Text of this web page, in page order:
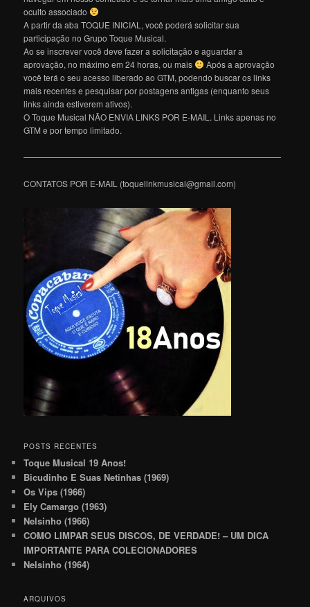
oculto associado
A partir da aba TOQUE INICIAL, você poderá solicitar sua
participação no Grupo Toque Musical.
Ao se inscrever você deve fazer a solicitação e aguardar a
aprovação, no máximo em 24 horas, ou mais
Após a aprovação
você terá o seu acesso liberado ao GTM, podendo buscar os links
mais recentes e pesquisar por postagens antigas (enquanto seus
links ainda estiverem ativos).
O Toque Musical NÃO ENVIA LINKS POR E-MAIL. Links apenas no
GTM e por tempo limitado.
———————————————————————————————
CONTATOS POR E-MAIL (toquelinkmusical@gmail.com)
POSTS RECENTES
Toque Musical 19 Anos!
Bicudinho E Suas Netinhas (1969)
Os Vips (1966)
Ely Camargo (1963)
Nelsinho (1966)
COMO LIMPAR SEUS DISCOS, DE VERDADE! – UM DICA
IMPORTANTE PARA COLECIONADORES
Nelsinho (1964)
ARQUIVOS